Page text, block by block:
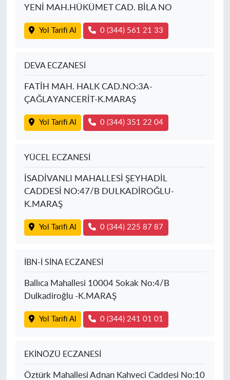
YENİ MAH.HÜKÜMET CAD. BİLA NO
Yol Tarifi Al 0 (344) 561 21 33
DEVA ECZANESİ
FATİH MAH. HALK CAD.NO:3A-
ÇAĞLAYANCERİT-K.MARAŞ
Yol Tarifi Al 0 (344) 351 22 04
YÜCEL ECZANESİ
İSADİVANLI MAHALLESİ ŞEYHADİL
CADDESİ NO:47/B DULKADİROĞLU-
K.MARAŞ
Yol Tarifi Al 0 (344) 225 87 87
İBN-İ SİNA ECZANESİ
Ballıca Mahallesi 10004 Sokak No:4/B
Dulkadiroğlu -K.MARAŞ
Yol Tarifi Al 0 (344) 241 01 01
EKİNÖZÜ ECZANESİ
Öztürk Mahallesi Adnan Kahveci Caddesi No:10